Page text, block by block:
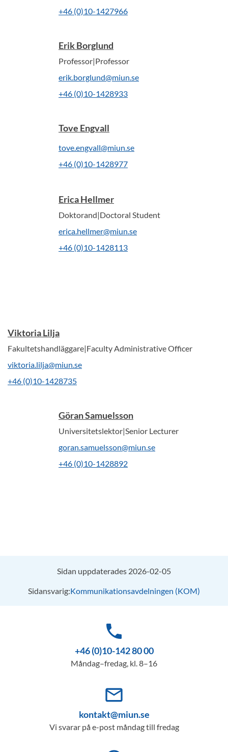
+46 (0)10-1427966
Erik Borglund
Professor|Professor
erik.borglund@miun.se
+46 (0)10-1428933
Tove Engvall
tove.engvall@miun.se
+46 (0)10-1428977
Erica Hellmer
Doktorand|Doctoral Student
erica.hellmer@miun.se
+46 (0)10-1428113
Viktoria Lilja
Fakultetshandläggare|Faculty Administrative Officer
viktoria.lilja@miun.se
+46 (0)10-1428735
Göran Samuelsson
Universitetslektor|Senior Lecturer
goran.samuelsson@miun.se
+46 (0)10-1428892
Sidan uppdaterades 2026-02-05
Sidansvarig:Kommunikationsavdelningen (KOM)
phone
+46 (0)10-142 80 00
Måndag–fredag, kl. 8–16
mail_outline
kontakt@miun.se
Vi svarar på e-post måndag till fredag